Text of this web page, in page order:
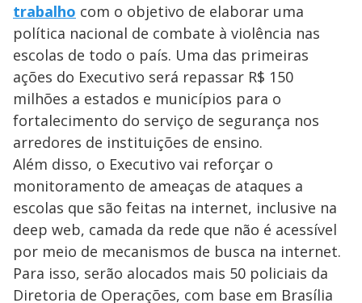
trabalho com o objetivo de elaborar uma
política nacional de combate à violência nas
escolas de todo o país. Uma das primeiras
ações do Executivo será repassar R$ 150
milhões a estados e municípios para o
fortalecimento do serviço de segurança nos
arredores de instituições de ensino.
Além disso, o Executivo vai reforçar o
monitoramento de ameaças de ataques a
escolas que são feitas na internet, inclusive na
deep web, camada da rede que não é acessível
por meio de mecanismos de busca na internet.
Para isso, serão alocados mais 50 policiais da
Diretoria de Operações, com base em Brasília